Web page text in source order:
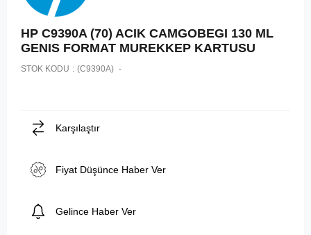
HP C9390A (70) ACIK CAMGOBEGI 130 ML
GENIS FORMAT MUREKKEP KARTUSU
STOK KODU (C9390A)
Karşılaştır
Fiyat Düşünce Haber Ver
Gelince Haber Ver